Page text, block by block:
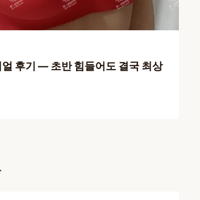
후기 — 초반 힘들어도 결국 최상